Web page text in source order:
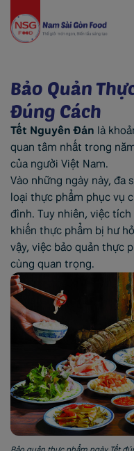
Bảo Quản
Đúng Cách
Tết Nguyên Đán là
quan tâm nhất trong
của người Việt Nam.
Vào những ngày này, đa
loại thực phẩm phục vụ
đình. Tuy nhiên, việc
khiến thực phẩm bị hư
vậy, việc bảo quản thực
cùng quan trọng.